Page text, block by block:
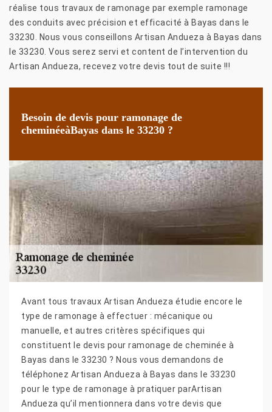
réalise tous travaux de ramonage par exemple ramonage
des conduits avec précision et efficacité à Bayas dans le
33230. Nous vous conseillons Artisan Andueza à Bayas dans
le 33230. Vous serez servi et content de l’intervention du
Artisan Andueza, recevez votre devis tout de suite !!!
Besoin de devis pour ramonage de
cheminéeàBayas dans le 33230 ?
Avant tous travaux Artisan Andueza étudie encore le
type de ramonage à effectuer : mécanique ou
manuelle, et autres critères spécifiques qui
constituent le devis pour ramonage de cheminée à
Bayas dans le 33230 ? Nous vous demandons de
téléphonez Artisan Andueza à Bayas dans le 33230
pour le type de ramonage à pratiquer parArtisan
Andueza qu’il mentionnera dans votre devis que